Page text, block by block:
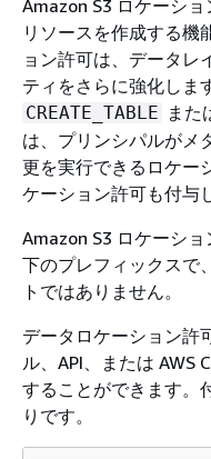
Amazon S3 ロケーシ
リソースを作成する機
ョン許可は、データレ
ティをさらに強化しま
CREATE_TABLE また
は、プリンシパルがメ
更を実行できるロケー
ケーション許可も付与
Amazon S3 ロケーシ
下のプレフィックスで
トではありません。
データロケーション許
ル、API、または AWS
することができます。
りです。